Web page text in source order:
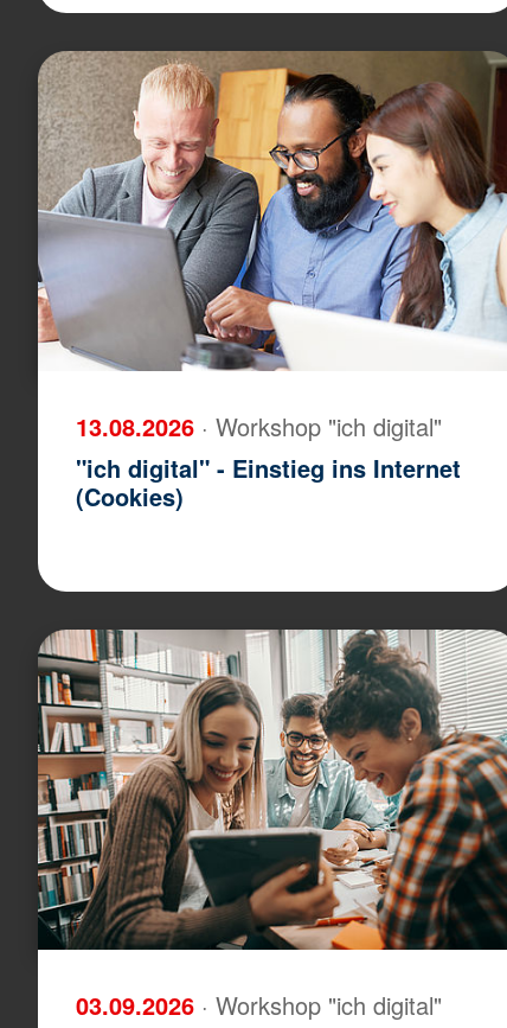
13.08.2026 · Workshop "ich digital"
"ich digital" - Einstieg ins Internet
(Cookies)
03.09.2026 · Workshop "ich digital"